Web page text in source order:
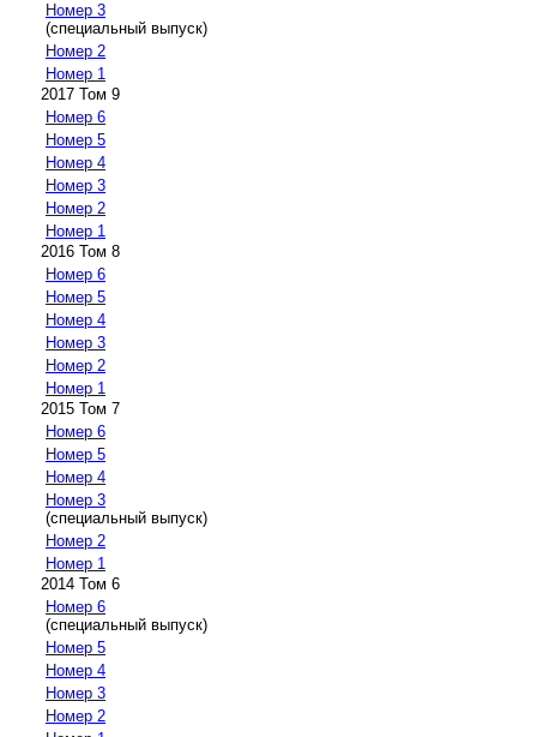
Номер 3
(специальный выпуск)
Номер 2
Номер 1
2017 Том 9
Номер 6
Номер 5
Номер 4
Номер 3
Номер 2
Номер 1
2016 Том 8
Номер 6
Номер 5
Номер 4
Номер 3
Номер 2
Номер 1
2015 Том 7
Номер 6
Номер 5
Номер 4
Номер 3
(специальный выпуск)
Номер 2
Номер 1
2014 Том 6
Номер 6
(специальный выпуск)
Номер 5
Номер 4
Номер 3
Номер 2